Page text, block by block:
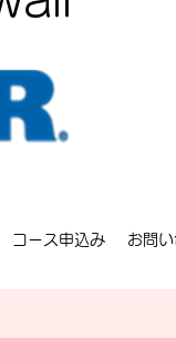
コース申込み お問